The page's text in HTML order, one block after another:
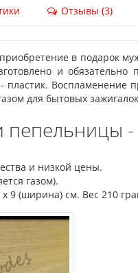
Отзывы (3)
в подарок
и
пластик. Воспламенение
для бытовых
пепельницы -
и низкой цены.
газом).
х 9 (ширина) см. Вес 210